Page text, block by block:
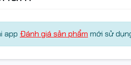
app Đánh giá sản phẩm mới sử